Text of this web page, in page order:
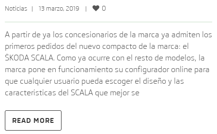
Noticias
   |    13 marzo, 2019    |
0
A partir de ya los concesionarios de la marca ya admiten los
primeros pedidos del nuevo compacto de la marca: el
ŠKODA SCALA. Como ya ocurre con el resto de modelos, la
marca pone en funcionamiento su configurador online para
que cualquier usuario pueda escoger el diseño y las
características del SCALA que mejor se
READ MORE